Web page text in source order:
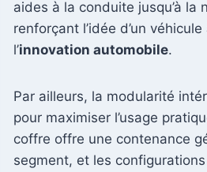
aides à la conduite jusqu’à la
renforçant l’idée d’un
l’innovation automobile.
Par ailleurs, la modularité
pour maximiser l’usage
coffre offre une contenance
segment, et les